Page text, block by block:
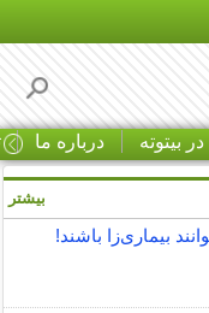
بیتوته درباره ما
بیشتر